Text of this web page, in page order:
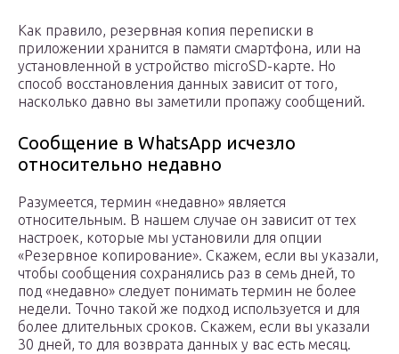
Как правило, резервная копия переписки в
приложении хранится в памяти смартфона, или на
установленной в устройство microSD-карте. Но
способ восстановления данных зависит от того,
насколько давно вы заметили пропажу сообщений.
Сообщение в WhatsApp исчезло
относительно недавно
Разумеется, термин «недавно» является
относительным. В нашем случае он зависит от тех
настроек, которые мы установили для опции
«Резервное копирование». Скажем, если вы указали,
чтобы сообщения сохранялись раз в семь дней, то
под «недавно» следует понимать термин не более
недели. Точно такой же подход используется и для
более длительных сроков. Скажем, если вы указали
30 дней, то для возврата данных у вас есть месяц.